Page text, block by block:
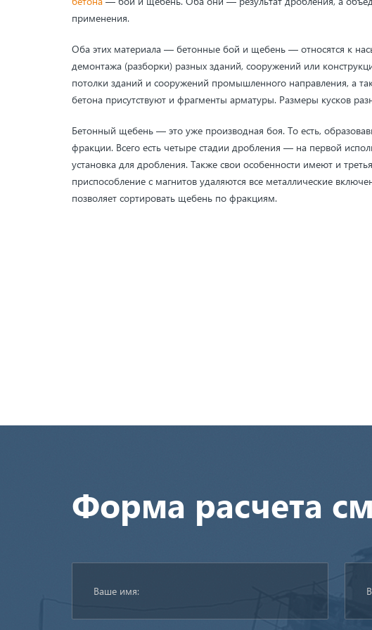
применения.
Оба этих материала — бетонные бой и щебень — относятся к
демонтажа (разборки) разных зданий, сооружений или
потолки зданий и сооружений промышленного направления, а
бетона присутствуют и фрагменты арматуры. Размеры кусков
Бетонный щебень — это уже производная боя. То есть,
фракции. Всего есть четыре стадии дробления — на первой
установка для дробления. Также свои особенности имеют и
приспособление с магнитов удаляются все металлические
позволяет сортировать щебень по фракциям.
Форма расчета